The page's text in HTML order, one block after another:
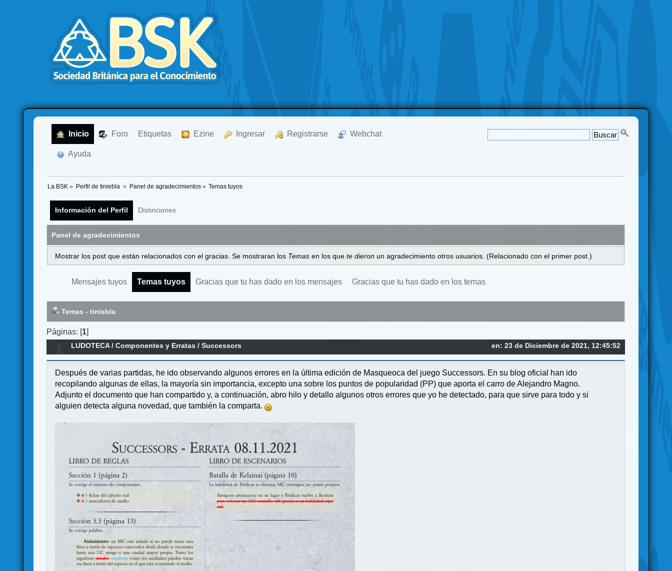
Inicio Foro Etiquetas Ezine Ingresar Registrarse Webchat
Ayuda
La BSK » Perfil de tiniebla » Panel de agradecimientos» Temas tuyos
Información del Perfil Distinciones
Panel de agradecimientos
Mostrar los post que están relacionados con el gracias. Se mostraran los Temas en los que te dieron un agradecimiento otros usuarios. (Relacionado con el primer post.)
Mensajes tuyos Temas tuyos Gracias que tu has dado en los mensajes Gracias que tu has dado en los temas
Temas - tiniebla
Páginas: [1]
en: 23 de Diciembre de 2021, 12:45:52
LUDOTECA/Componentes y Erratas /Successors
Después de varias partidas, he ido observando algunos errores en la última edición de Masqueoca del juego Successors. En su blog oficial han ido
recopilando algunas de ellas, la mayoría sin importancia, excepto una sobre los puntos de popularidad (PP) que aporta el carro de Alejandro Magno.
Adjunto el documento que han compartido y, a continuación, abro hilo y detallo algunos otros errores que yo he detectado, para que sirve para todo y si
alguien detecta alguna novedad, que también la comparta.